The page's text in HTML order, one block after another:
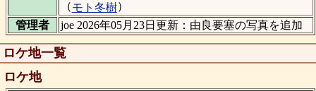
（モト冬樹）
管理者
joe 2026年05月23日更新：由良要塞の写真を追加
ロケ地一覧
ロケ地